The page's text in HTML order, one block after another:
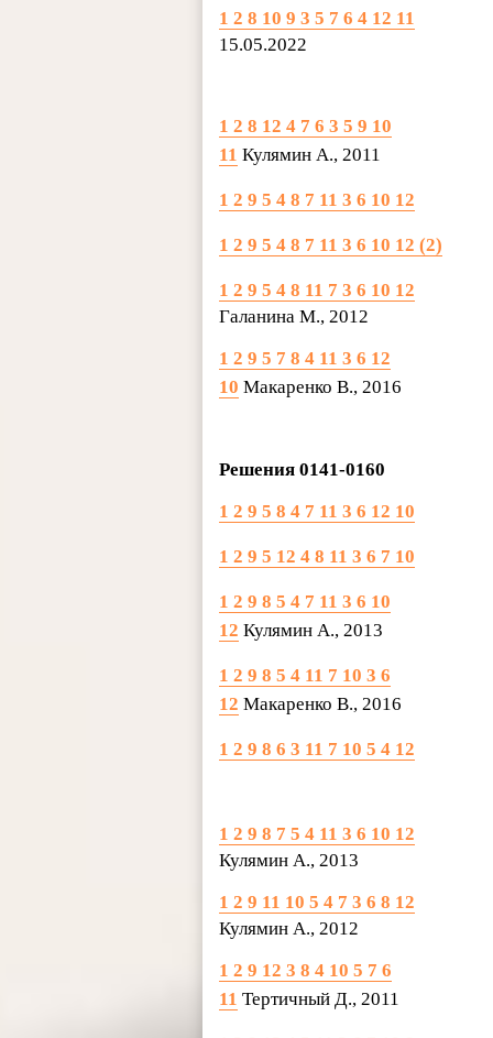
1 2 8 10 9 3 5 7 6 4 12 11
15.05.2022
1 2 8 12 4 7 6 3 5 9 10
11 Кулямин А., 2011
1 2 9 5 4 8 7 11 3 6 10 12
1 2 9 5 4 8 7 11 3 6 10 12 (2)
1 2 9 5 4 8 11 7 3 6 10 12
Галанина М., 2012
1 2 9 5 7 8 4 11 3 6 12
10 Макаренко В., 2016
Решения 0141-0160
1 2 9 5 8 4 7 11 3 6 12 10
1 2 9 5 12 4 8 11 3 6 7 10
1 2 9 8 5 4 7 11 3 6 10
12 Кулямин А., 2013
1 2 9 8 5 4 11 7 10 3 6
12 Макаренко В., 2016
1 2 9 8 6 3 11 7 10 5 4 12
1 2 9 8 7 5 4 11 3 6 10 12
Кулямин А., 2013
1 2 9 11 10 5 4 7 3 6 8 12
Кулямин А., 2012
1 2 9 12 3 8 4 10 5 7 6
11 Тертичный Д., 2011